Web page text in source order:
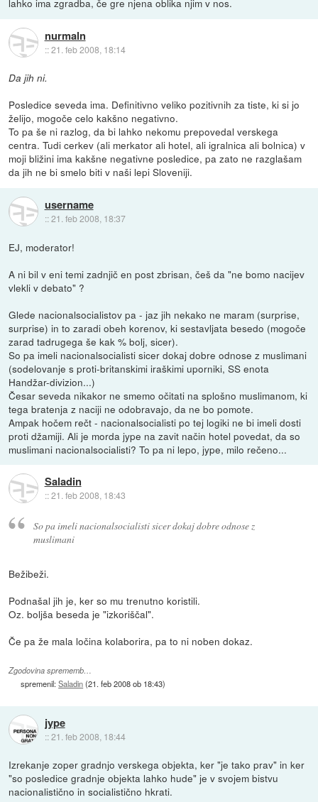
lahko ima zgradba, če gre njena oblika njim v nos.
nurmaln
::21. feb 2008, 18:14
Da jih ni.
Posledice seveda ima. Definitivno veliko pozitivnih za tiste, ki si jo
želijo, mogoče celo kakšno negativno.
To pa še ni razlog, da bi lahko nekomu prepovedal verskega
centra. Tudi cerkev (ali merkator ali hotel, ali igralnica ali bolnica) v
moji bližini ima kakšne negativne posledice, pa zato ne razglašam
da jih ne bi smelo biti v naši lepi Sloveniji.
username
::21. feb 2008, 18:37
EJ, moderator!
A ni bil v eni temi zadnjič en post zbrisan, češ da "ne bomo nacijev
vlekli v debato" ?
Glede nacionalsocialistov pa - jaz jih nekako ne maram (surprise,
surprise) in to zaradi obeh korenov, ki sestavljata besedo (mogoče
zarad tadrugega še kak % bolj, sicer).
So pa imeli nacionalsocialisti sicer dokaj dobre odnose z muslimani
(sodelovanje s proti-britanskimi iraškimi uporniki, SS enota
Handžar-divizion...)
Česar seveda nikakor ne smemo očitati na splošno muslimanom, ki
tega bratenja z naciji ne odobravajo, da ne bo pomote.
Ampak hočem rečt - nacionalsocialisti po tej logiki ne bi imeli dosti
proti džamiji. Ali je morda jype na zavit način hotel povedat, da so
muslimani nacionalsocialisti? To pa ni lepo, jype, milo rečeno...
Saladin
::21. feb 2008, 18:43
So pa imeli nacionalsocialisti sicer dokaj dobre odnose z
muslimani
Bežibeži.
Podnašal jih je, ker so mu trenutno koristili.
Oz. boljša beseda je "izkoriščal".
Če pa že mala ločina kolaborira, pa to ni noben dokaz.
Zgodovina sprememb…
spremenil:Saladin(21. feb 2008 ob 18:43)
jype
::21. feb 2008, 18:44
Izrekanje zoper gradnjo verskega objekta, ker "je tako prav" in ker
"so posledice gradnje objekta lahko hude" je v svojem bistvu
nacionalistično in socialistično hkrati.